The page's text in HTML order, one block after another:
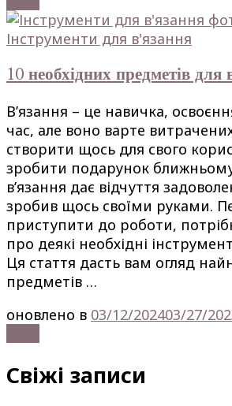
Інструменти для в'язання
10 необхідних предметів для
В’язання – це навичка,
час, але воно варте
створити щось для свого
зробити подарунок
в’язання дає відчуття
зробив щось своїми руками.
приступити до роботи,
про деякі необхідні
Ця стаття дасть вам огляд
предметів …
оновлено в 03/12/202403/27/
Свіжі записи